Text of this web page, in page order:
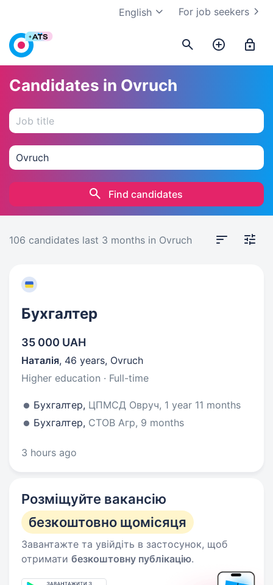
For job seekers
English
Candidates in Ovruch
Find candidates
106 candidates last 3 months in Ovruch
Бухгалтер
35 000 UAH
Наталія, 46 years, Ovruch
Higher education · Full-time
Бухгалтер, ЦПМСД Овруч, 1 year 11 months
Бухгалтер, СТОВ Агр, 9 months
3 hours ago
Розміщуйте вакансію
безкоштовно щомісяця
Завантажте та увійдіть в застосунок, щоб
отримати безкоштовну публікацію.